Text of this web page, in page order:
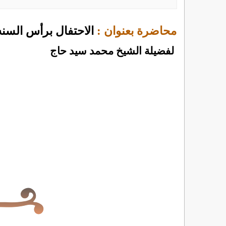
محاضرة بعنوان : الاحتفال برأس
لفضيلة الشيخ محمد سيد حاج